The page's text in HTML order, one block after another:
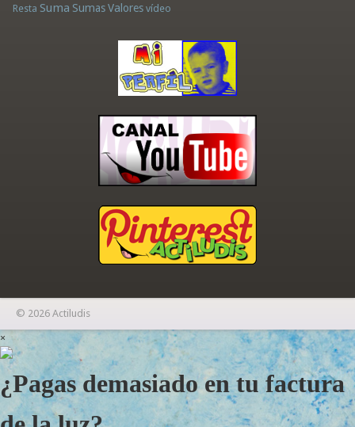
Resta Suma Sumas Valores vídeo
© 2026 Actiludis
×
¿Pagas demasiado en tu factura